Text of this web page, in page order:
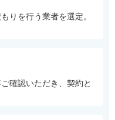
りを行う業者を選定。
確認いただき、契約と